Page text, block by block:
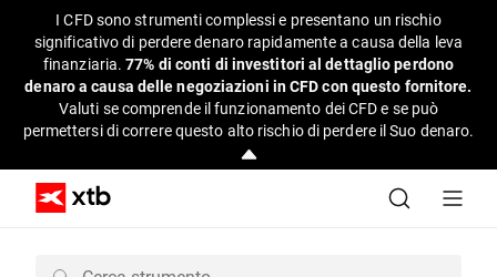
I CFD sono strumenti complessi e presentano un rischio
significativo di perdere denaro rapidamente a causa della leva
finanziaria.77% di conti di investitori al dettaglio perdono
denaro a causa delle negoziazioni in CFD con questo fornitore.
Valuti se comprende il funzionamento dei CFD e se può
permettersi di correre questo alto rischio di perdere il Suo denaro.